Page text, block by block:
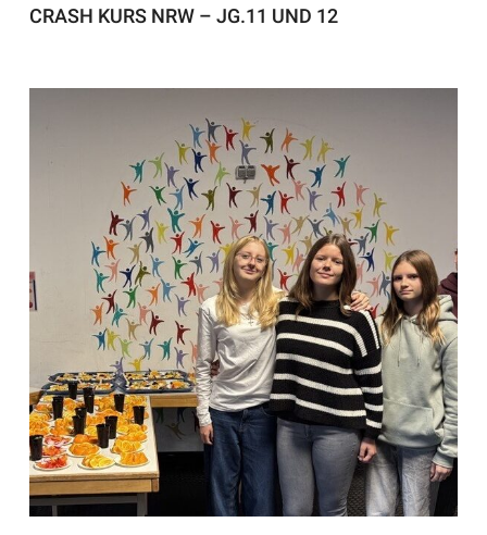
CRASH KURS NRW – JG.11 UND 12